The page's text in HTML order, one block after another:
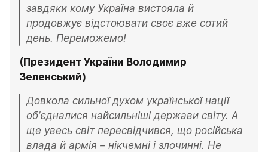
завдяки кому Україна вистояла й
продовжує відстоювати своє вже сотий
день. Переможемо!
(Президент України Володимир
Зеленський)
Довкола сильної духом української нації
обʼєдналися найсильніші держави світу. А
ще увесь світ пересвідчився, що російська
влада й армія – нікчемні і злочинні. Не